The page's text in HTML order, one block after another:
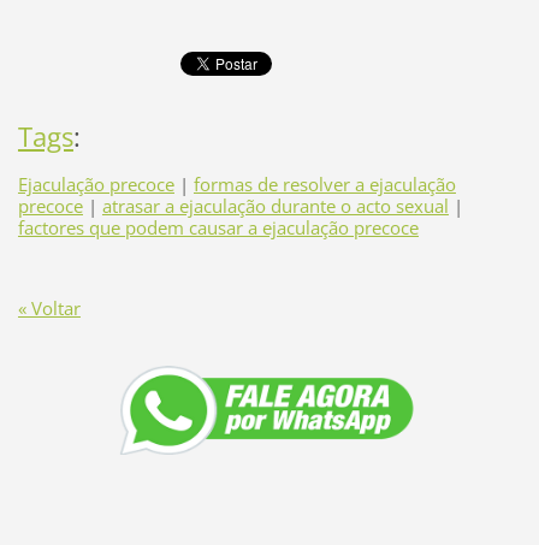
Tags:
Ejaculação precoce | formas de resolver a ejaculação
precoce | atrasar a ejaculação durante o acto sexual |
factores que podem causar a ejaculação precoce
« Voltar